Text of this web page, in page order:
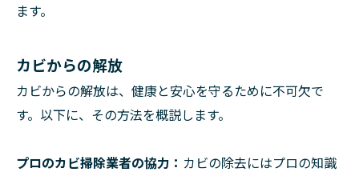
ます。
カビからの解放
カビからの解放は、健康と安心を守るために不可欠で
す。以下に、その方法を概説します。
プロのカビ掃除業者の協力： カビの除去にはプロの知識